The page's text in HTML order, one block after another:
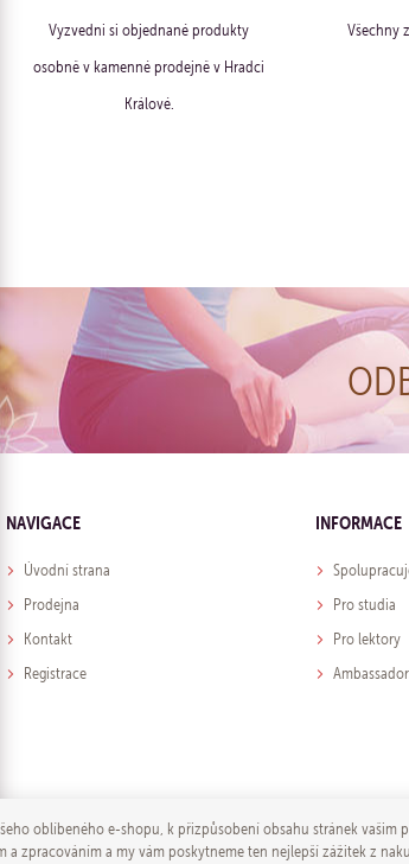
Vyzvedni si objednané produkty
osobně v kamenné prodejně v Hradci
Králové.
Všechny
NAVIGACE
Úvodní strana
Prodejna
Kontakt
Registrace
INFORMACE
Pro studia
Pro lektory
oblíbeného e-shopu, k přizpůsobení obsahu stránek
zpracováním a my vám poskytneme ten nejlepší zážitek z